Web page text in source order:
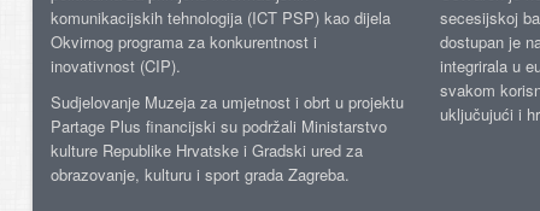
komunikacijskih tehnologija (ICT PSP) kao dijela
Okvirnog programa za konkurentnost i
inovativnost (CIP).
Sudjelovanje Muzeja za umjetnost i obrt u projektu
Partage Plus financijski su podržali Ministarstvo
kulture Republike Hrvatske i Gradski ured za
obrazovanje, kulturu i sport grada Zagreba.
secesijskoj
dostupan je
integrirala u
svakom
uključujući i